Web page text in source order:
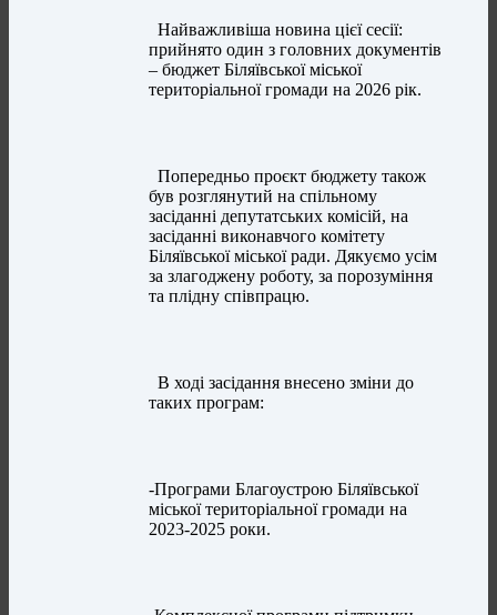
Найважливіша новина цієї сесії:
прийнято один з головних документів
– бюджет Біляївської міської
територіальної громади на 2026 рік.
Попередньо проєкт бюджету також
був розглянутий на спільному
засіданні депутатських комісій, на
засіданні виконавчого комітету
Біляївської міської ради. Дякуємо усім
за злагоджену роботу, за порозуміння
та плідну співпрацю.
В ході засідання внесено зміни до
таких програм:
-Програми Благоустрою Біляївської
міської територіальної громади на
2023-2025 роки.